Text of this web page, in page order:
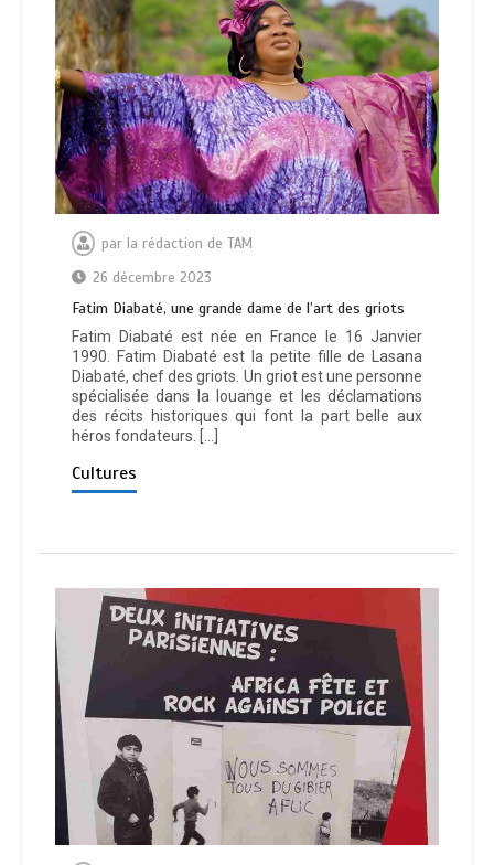
par la rédaction de TAM
26 décembre 2023
Fatim Diabaté, une grande dame de l’art des griots
Fatim Diabaté est née en France le 16 Janvier
1990. Fatim Diabaté est la petite fille de Lasana
Diabaté, chef des griots. Un griot est une personne
spécialisée dans la louange et les déclamations
des récits historiques qui font la part belle aux
héros fondateurs. […]
Cultures